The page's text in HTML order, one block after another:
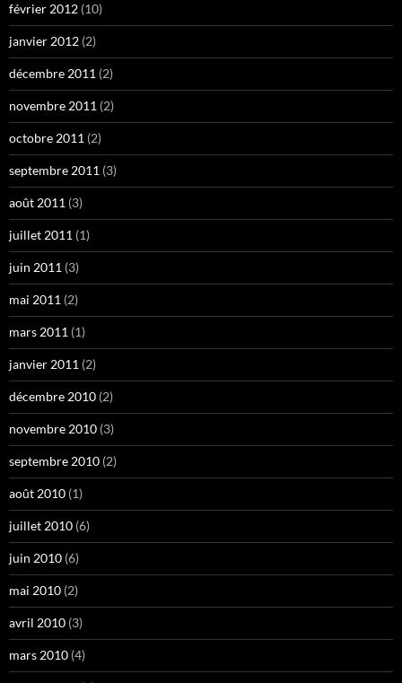
février 2012 (10)
janvier 2012 (2)
décembre 2011 (2)
novembre 2011 (2)
octobre 2011 (2)
septembre 2011 (3)
août 2011 (3)
juillet 2011 (1)
juin 2011 (3)
mai 2011 (2)
mars 2011 (1)
janvier 2011 (2)
décembre 2010 (2)
novembre 2010 (3)
septembre 2010 (2)
août 2010 (1)
juillet 2010 (6)
juin 2010 (6)
mai 2010 (2)
avril 2010 (3)
mars 2010 (4)